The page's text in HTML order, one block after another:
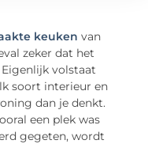
keuken van
zeker dat het
volstaat
soort interieur en
dan je denkt.
een plek was
gegeten, wordt